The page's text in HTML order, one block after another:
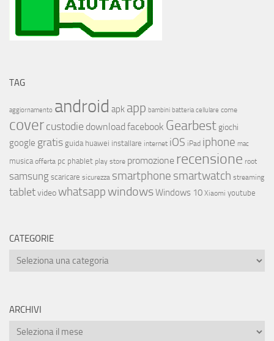
TAG
aggiornamento android apk app bambini batteria cellulare come
covercustodie download facebook Gearbest giochi
google gratis guida huawei installare internet iOS iPad iphone mac
musica offerta pc phablet play store promozione recensione root
samsungscaricare sicurezza smartphone smartwatch streaming
tabletvideowhatsappwindowsWindows 10 Xiaomi youtube
CATEGORIE
ARCHIVI